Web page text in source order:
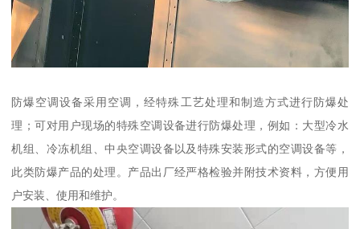
防爆空调设备采用空调，经特殊工艺处理和制造方式进行防爆处
理；可对用户现场的特殊空调设备进行防爆处理，例如：大型冷水
机组、冷冻机组、中央空调设备以及特殊安装形式的空调设备等，
此类防爆产品的处理。产品出厂经严格检验并附技术资料，方便用
户安装、使用和维护。